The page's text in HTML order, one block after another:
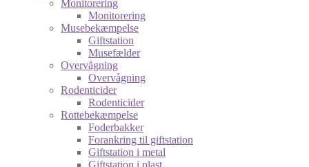
Monitorering
Monitorering
Musebekæmpelse
Giftstation
Musefælder
Overvågning
Overvågning
Rodenticider
Rodenticider
Rottebekæmpelse
Foderbakker
Forankring til giftstation
Giftstation i metal
Giftstation i plast